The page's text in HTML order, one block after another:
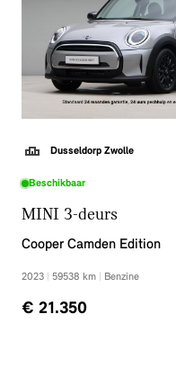
Dusseldorp Zwolle
Beschikbaar
MINI 3-deurs
Cooper Camden Edition
2023 59538 km Benzine
€ 21.350